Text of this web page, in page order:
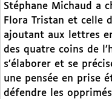
Stéphane Michaud a
Flora Tristan et celle
ajoutant aux lettres
des quatre coins de
s’élaborer et se
une pensée en prise
défendre les